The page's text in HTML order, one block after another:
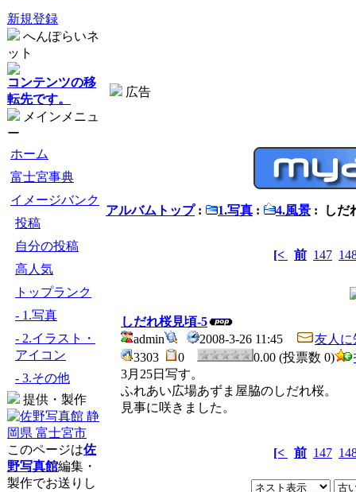
新規登録
へんぽらいネ
ット
コンテンツの移
転先です。
メインメニュ
ー
ホーム
富士宮事典
イメージバンク
投稿
自分の投稿
高人気
トップランク
- 1.写真
- 2.イラスト・
アイコン
- 3.その他
提供・製作
このページは佐
野写真館編集・
製作でお送りし
広告
アルバムトップ: 1.写真 : 4.風景 : しだ
[< 前 147
しだれ桜見頃-5
admin
2008-3-26 11:45
友人に
3303
0 0.00 (投票数 0)
3月25日写す。
ふれあい広場あずま屋脇のしだれ桜。
見事に咲きました。
[< 前 147